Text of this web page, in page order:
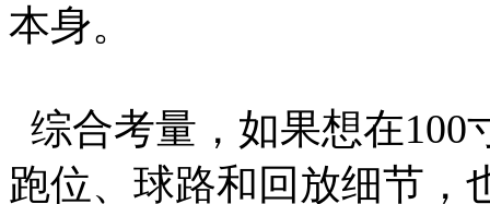
本身。
综合考量，如果想在
跑位、球路和回放细节，